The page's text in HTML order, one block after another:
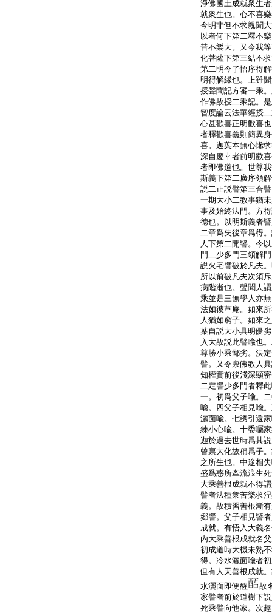
淨佛國土成就衆生
就衆生也。心不喜
今明非但不求親聞
以者何下第二釋不
昔不樂大。又今我
化菩薩下第三結不
第二明今了悟序得
明得解縁也。上雖
授聲聞記方審一乘
作佛故授二乘記。
智度論云法華經授
心甚歡喜正明歡喜
者釋歡喜義則簡異
喜。迦葉本無心悕
深自慶幸者前明歡
者即佛道也。世尊
斯義下第二廣序領
説二正説譬第三合
一期大小二教事猶
事及始終法門。方
徳也。以明斯義者
二章爲失後章爲得
人下第二開譬。今
門二少多門三領解
説火宅譬破於凡夫
所以前破凡夫次須
病階漸也。聲聞人
乘並是三無學人亦
法如彼草庵。如來
人猶如窮子。如來
葉自説大小具明優
入大故説此譬喩也
尊勝小乘鄙劣。決
譬。又令禀佛教人
知權實前後淺深顯
二定譬少多門者釋
一。初爲父子喩。
喩。四父子相見喩
灑面喩。七誘引還
練小心喩。十委囑
迦於過去世時爲其
曾禀大化故稱爲子
之所生也。中途相
盛爲惑所牽流浪生
大乘善根成就不得
譬者法種衆苦樂求
義。故積習善根漸
郷譬。父子相見譬
成就。有悟入大義
内大乘善根成就名
初成道時大機未熟
得。冷水灑面喩者
但有人天善根成就
水灑面即便醒
故
家譬者前於道樹下
死乘譬向他家。次